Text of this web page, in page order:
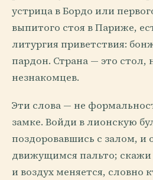
устрица в Бордо или
выпитого стоя в Париже,
литургия приветствия:
пардон. Страна — это
незнакомцев.
Эти слова — не
замке. Войди в лионскую
поздоровавшись с залом, и
движущимся пальто;
и воздух меняется, словно